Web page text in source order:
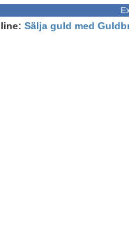
Sälja guld med